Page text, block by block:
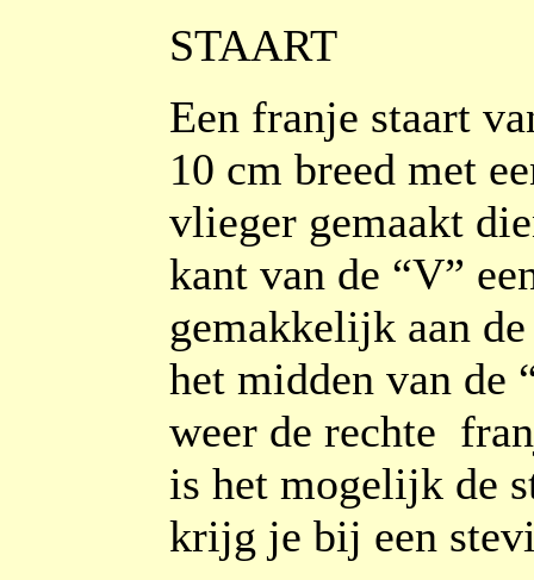
STAART
Een franje staart
10 cm breed met
vlieger gemaakt
kant van de “V”
gemakkelijk aan
het midden van de
weer de rechte
is het mogelijk de
krijg je bij een